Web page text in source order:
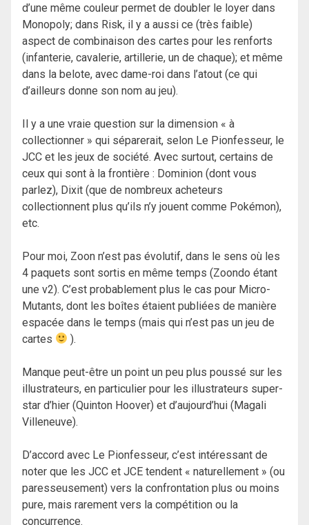
d’une même couleur permet de doubler le loyer dans
Monopoly; dans Risk, il y a aussi ce (très faible)
aspect de combinaison des cartes pour les renforts
(infanterie, cavalerie, artillerie, un de chaque); et même
dans la belote, avec dame-roi dans l’atout (ce qui
d’ailleurs donne son nom au jeu).
Il y a une vraie question sur la dimension « à
collectionner » qui séparerait, selon Le Pionfesseur, le
JCC et les jeux de société. Avec surtout, certains de
ceux qui sont à la frontière : Dominion (dont vous
parlez), Dixit (que de nombreux acheteurs
collectionnent plus qu’ils n’y jouent comme Pokémon),
etc.
Pour moi, Zoon n’est pas évolutif, dans le sens où les
4 paquets sont sortis en même temps (Zoondo étant
une v2). C’est probablement plus le cas pour Micro-
Mutants, dont les boîtes étaient publiées de manière
espacée dans le temps (mais qui n’est pas un jeu de
cartes
).
Manque peut-être un point un peu plus poussé sur les
illustrateurs, en particulier pour les illustrateurs super-
star d’hier (Quinton Hoover) et d’aujourd’hui (Magali
Villeneuve).
D’accord avec Le Pionfesseur, c’est intéressant de
noter que les JCC et JCE tendent « naturellement » (ou
paresseusement) vers la confrontation plus ou moins
pure, mais rarement vers la compétition ou la
concurrence.